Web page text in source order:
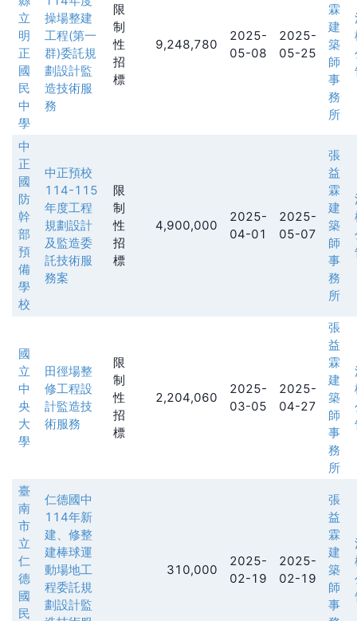
立
明
正
國
民
中
學
操場整建
工程(第一
群)委託規
劃設計監
造技術服
務
限
制
性
招
標
9,248,780
2025-
05-08
2025-
05-25
霖
建
築
師
事
務
所
中
正
國
防
幹
部
預
備
學
校
中正預校
114-115
年度工程
規劃設計
及監造委
託技術服
務案
限
制
性
招
標
4,900,000
2025-
04-01
2025-
05-07
張
益
霖
建
築
師
事
務
所
國
立
中
央
大
學
田徑場整
修工程設
計監造技
術服務
限
制
性
招
標
2,204,060
2025-
03-05
2025-
04-27
張
益
霖
建
築
師
事
務
所
臺
南
市
立
仁
德
國
民
仁德國中
114年新
建、修整
建棒球運
動場地工
程委託規
劃設計監
310,000
2025-
02-19
2025-
02-19
張
益
霖
建
築
師
事